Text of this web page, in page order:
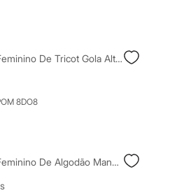
Vestido Midi Feminino De Tricot Gola Alta Vinho
8DO8
Vestido Midi Feminino De Algodão Manga Curta Bege